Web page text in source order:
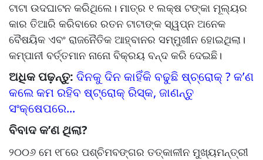
ଟାଟା ଉଦଘାଟନ କରିଥିଲେ। ମାତ୍ର ୧ ଲକ୍ଷ ଟଙ୍କା ମୂଲ୍ୟର
କାର ତିଆରି କରିବାରେ ରତନ ଟାଟାଙ୍କ ସ୍ୱପ୍ନ ଅନେକ
ବୈଷୟିକ ଏବଂ ରାଜନୈତିକ ଆହ୍ବାନର ସମ୍ମୁଖୀନ ହୋଇଥିଲା।
କମ୍ପାନୀ ବର୍ତ୍ତମାନ ନାନୋ ବିକ୍ରୟ ବନ୍ଦ କରି ଦେଇଛି।
ଅଧିକ ପଢ଼ନ୍ତୁ: ଦିନକୁ ଦିନ କାହିଁକି ବଢୁଛି ଷ୍ଚ୍ରୋକ୍ ? କ’ଣ
କଲେ କମ ରହିବ ଷ୍ଟ୍ରୋକ୍ ରିସ୍କ, ଜାଣନ୍ତୁ
ସଂକ୍ଷେପରେ...
ବିବାଦ କ’ଣ ଥିଲା?
୨୦୦୬ ମେ ୧୮ରେ ପଶ୍ଚିମବଙ୍ଗର ତତ୍କାଳୀନ ମୁଖ୍ୟମନ୍ତ୍ରୀ